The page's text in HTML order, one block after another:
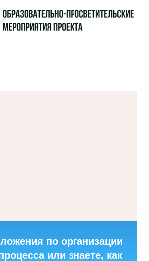
по организации
или знаете, как